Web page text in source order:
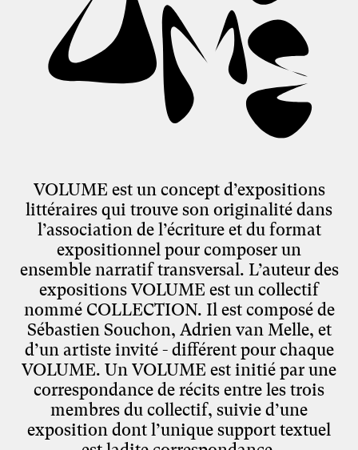
VOLUME est un concept d’expositions
littéraires qui trouve son originalité dans
l’association de l’écriture et du format
expositionnel pour composer un
ensemble narratif transversal. L’auteur des
expositions VOLUME est un collectif
nommé COLLECTION. Il est composé de
Sébastien Souchon, Adrien van Melle, et
d’un artiste invité - différent pour chaque
VOLUME. Un VOLUME est initié par une
correspondance de récits entre les trois
membres du collectif, suivie d’une
exposition dont l’unique support textuel